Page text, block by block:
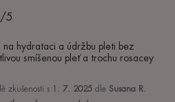
/5
na hydrataci a údržbu pleti bez
smíšenou pleť a trochu rosacey
zkušenosti s 1. 7. 2025 dle Susana R.